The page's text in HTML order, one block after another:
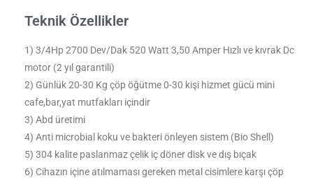
Teknik Özellikler
1) 3/4Hp 2700 Dev/Dak 520 Watt 3,50 Amper Hızlı ve kıvrak Dc
motor (2 yıl garantili)
2) Günlük 20-30 Kg çöp öğütme 0-30 kişi hizmet gücü mini
cafe,bar,yat mutfakları içindir
3) Abd üretimi
4) Anti microbial koku ve bakteri önleyen sistem (Bio Shell)
5) 304 kalite paslanmaz çelik iç döner disk ve dış bıçak
6) Cihazın içine atılmaması gereken metal cisimlere karşı çöp